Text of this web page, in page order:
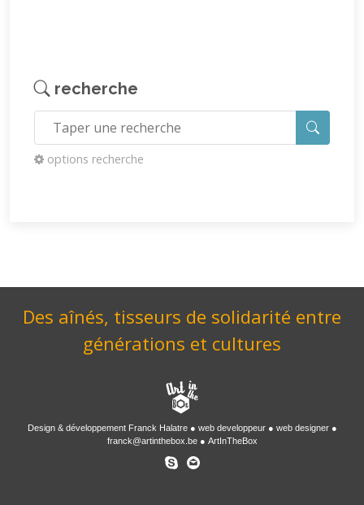
recherche
options recherche
Des aînés, tisseurs de solidarité entre
générations et cultures
Design & développement Franck Halatre web developpeur
web designer
franck@artinthebox.be
ArtInTheBox